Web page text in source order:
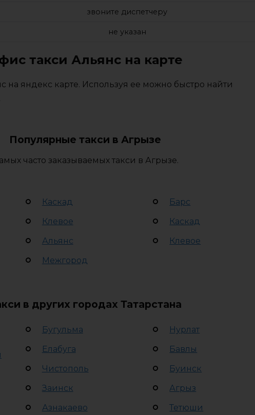
звоните диспетчеру
не указан
такси Альянс на карте
яндекс карте. Используя ее можно быстро найти
Популярные такси в Агрызе
часто заказываемых такси в Агрызе.
Каскад
Клевое
Альянс
Межгород
Барс
Каскад
Клевое
в других городах Татарстана
Бугульма
Елабуга
Чистополь
Заинск
Азнакаево
Нурлат
Бавлы
Буинск
Агрыз
Тетюши